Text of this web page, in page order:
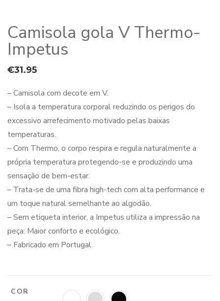
Camisola gola V Thermo-
Impetus
€31.95
– Camisola com decote em V.
– Isola a temperatura corporal reduzindo os perigos do
excessivo arrefecimento motivado pelas baixas
temperaturas.
– Com Thermo, o corpo respira e regula naturalmente a
própria temperatura protegendo-se e produzindo uma
sensação de bem-estar.
– Trata-se de uma fibra high-tech com alta performance e
um toque natural semelhante ao algodão.
– Sem etiqueta interior, a Impetus utiliza a impressão na
peça: Maior conforto e ecológico.
– Fabricado em Portugal.
COR